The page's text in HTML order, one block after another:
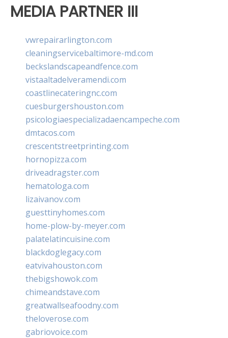
MEDIA PARTNER III
vwrepairarlington.com
cleaningservicebaltimore-md.com
beckslandscapeandfence.com
vistaaltadelveramendi.com
coastlinecateringnc.com
cuesburgershouston.com
psicologiaespecializadaencampeche.com
dmtacos.com
crescentstreetprinting.com
hornopizza.com
driveadragster.com
hematologa.com
lizaivanov.com
guesttinyhomes.com
home-plow-by-meyer.com
palatelatincuisine.com
blackdoglegacy.com
eatvivahouston.com
thebigshowok.com
chimeandstave.com
greatwallseafoodny.com
theloverose.com
gabriovoice.com